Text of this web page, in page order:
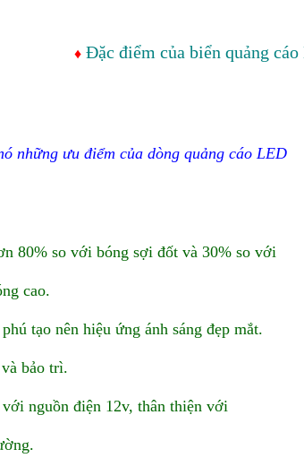
♦ Đặc điểm của biển quảng
những ưu điểm của dòng quảng cáo LED
80% so với bóng sợi đốt và 30% so với
cao.
tạo nên hiệu ứng ánh sáng đẹp mắt.
bảo trì.
nguồn điện 12v, thân thiện với